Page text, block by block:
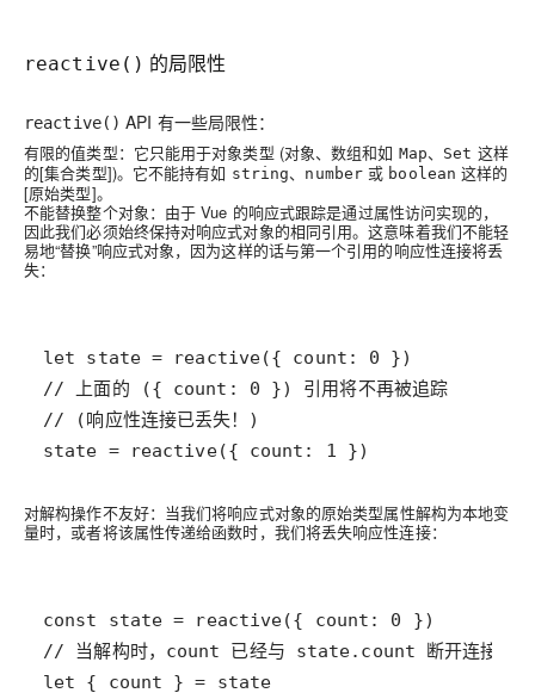
reactive() 的局限性
reactive() API 有一些局限性：
有限的值类型：它只能用于对象类型 (对象、数组和如 Map、 Set 这样
的[集合类型])。它不能持有如 string、 number 或 boolean 这样的
[原始类型]。
不能替换整个对象：由于 Vue 的响应式跟踪是通过属性访问实现的，
因此我们必须始终保持对响应式对象的相同引用。这意味着我们不能轻
易地“替换”响应式对象，因为这样的话与第一个引用的响应性连接将丢
失：
state = reactive({ count: 1 })
对解构操作不友好：当我们将响应式对象的原始类型属性解构为本地变
量时，或者将该属性传递给函数时，我们将丢失响应性连接：